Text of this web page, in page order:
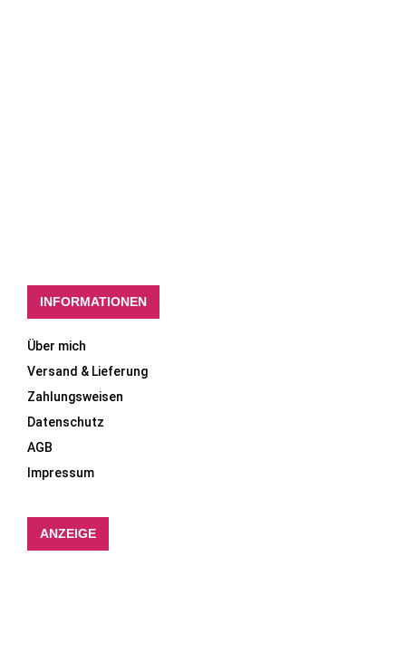
INFORMATIONEN
Über mich
Versand & Lieferung
Zahlungsweisen
Datenschutz
AGB
Impressum
ANZEIGE